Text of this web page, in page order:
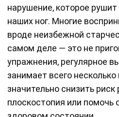
нарушение, которое
наших ног. Многие
вроде неизбежной
самом деле — это не
упражнения, регулярное
занимает всего
значительно снизить риск
плоскостопия или помочь